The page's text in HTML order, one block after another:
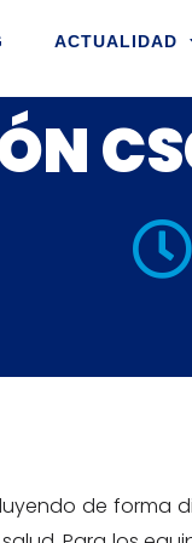
ACTUALIDAD
de forma